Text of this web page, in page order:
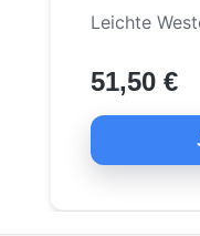
Leichte
51,50 €